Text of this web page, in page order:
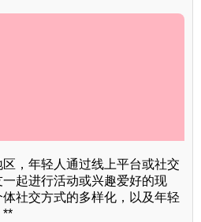
，年轻人通过线上平台或社交
起进行活动或兴趣爱好的现
社交方式的多样化，以及年轻
**